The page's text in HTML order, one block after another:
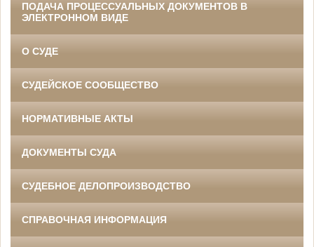
ПОДАЧА ПРОЦЕССУАЛЬНЫХ ДОКУМЕНТОВ В
ЭЛЕКТРОННОМ ВИДЕ
О СУДЕ
СУДЕЙСКОЕ СООБЩЕСТВО
НОРМАТИВНЫЕ АКТЫ
ДОКУМЕНТЫ СУДА
СУДЕБНОЕ ДЕЛОПРОИЗВОДСТВО
СПРАВОЧНАЯ ИНФОРМАЦИЯ